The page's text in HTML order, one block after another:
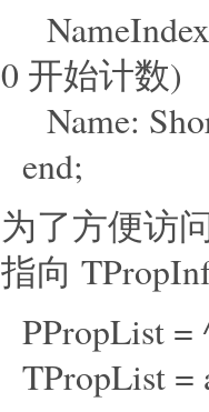
0 开始计数)
Name:
end;
为了方便访
指向
PPropList =
TPropList =